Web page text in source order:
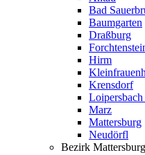
Bad
Baumgarten
Draßburg
Hirm
Krensdorf
Marz
Mattersburg
Neudörfl
Bezirk